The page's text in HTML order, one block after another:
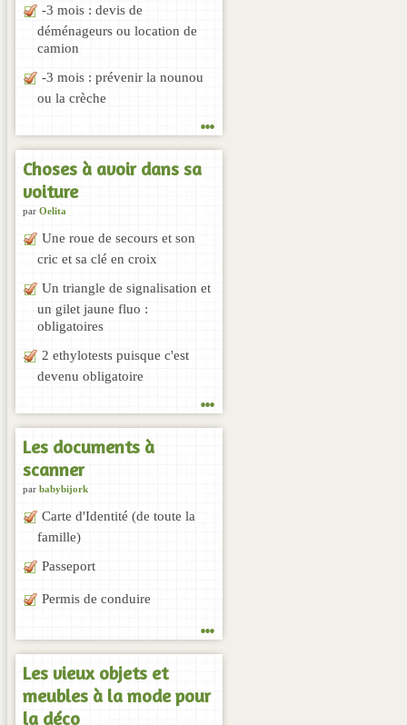
-3 mois : devis de
déménageurs ou location de
camion
-3 mois : prévenir la nounou
ou la crèche
...
Choses à avoir dans sa
voiture
par Oelita
Une roue de secours et son
cric et sa clé en croix
Un triangle de signalisation et
un gilet jaune fluo :
obligatoires
2 ethylotests puisque c'est
devenu obligatoire
...
Les documents à
scanner
par babybijork
Carte d'Identité (de toute la
famille)
Passeport
Permis de conduire
...
Les vieux objets et
meubles à la mode pour
la déco